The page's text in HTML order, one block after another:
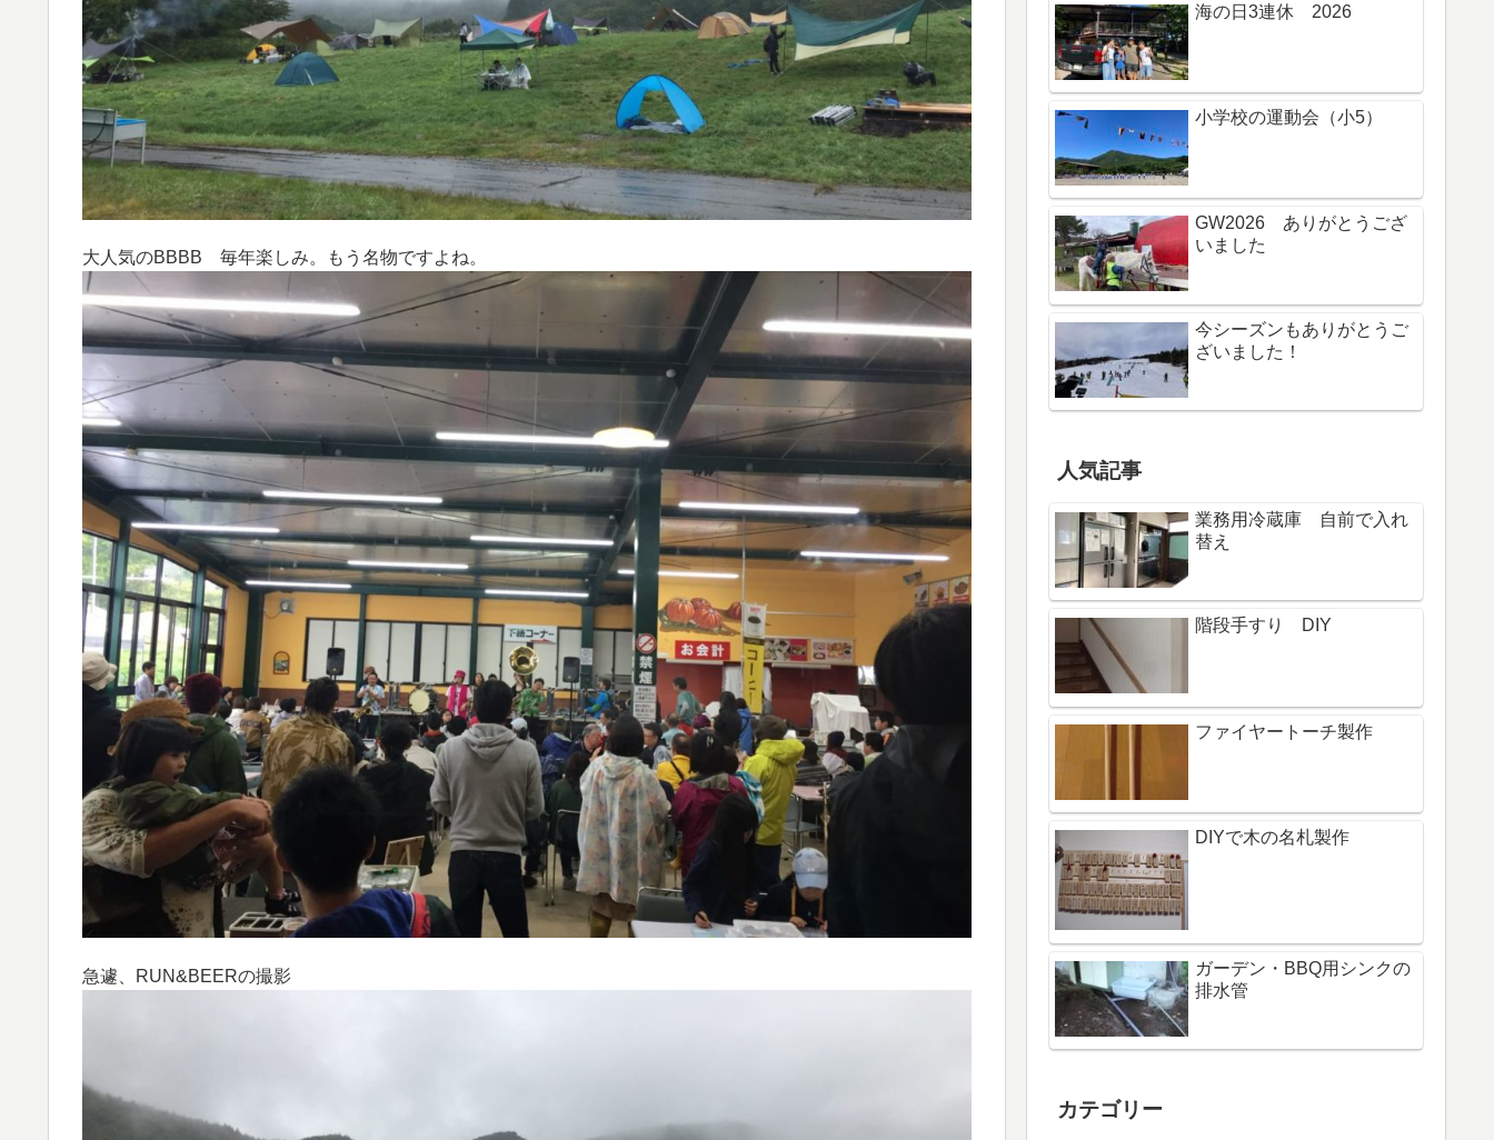
大人気のBBBB 毎年楽しみ。もう名物ですよね。
急遽、RUN&BEERの撮影
海の日3連休 2026
小学校の運動会（小5）
GW2026 ありがとうござ
いました
今シーズンもありがとうご
ざいました！
人気記事
業務用冷蔵庫 自前で入れ
替え
階段手すり DIY
ファイヤートーチ製作
DIYで木の名札製作
ガーデン・BBQ用シンクの
排水管
カテゴリー